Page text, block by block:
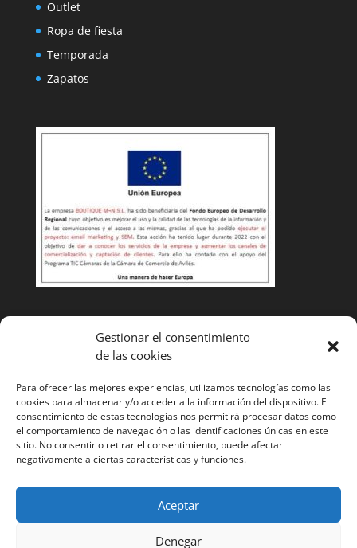
Gestionar el consentimiento
de las cookies
Para ofrecer las mejores experiencias, utilizamos tecnologías como las
cookies para almacenar y/o acceder a la información del dispositivo. El
consentimiento de estas tecnologías nos permitirá procesar datos como
el comportamiento de navegación o las identificaciones únicas en este
sitio. No consentir o retirar el consentimiento, puede afectar
negativamente a ciertas características y funciones.
Aceptar
Denegar
Outlet
Ropa de fiesta
Temporada
Zapatos
Condiciones de venta
Cambios y devoluciones
Envíos
¿Tienes alguna duda? Llámanos y te ayudaremos985
52 11 53